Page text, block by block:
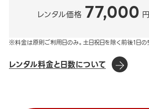
レンタル価格 77,000
※料金は原則ご利用日のみ。土日祝日を除く前後1日の
レンタル料金と日数について